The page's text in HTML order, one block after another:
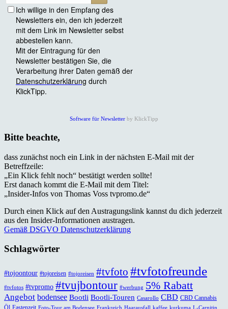
Software für Newsletter by KlickTipp
Bitte beachte,
dass zunächst noch ein Link in der nächsten E-Mail mit der
Betreffzeile:
„Ein Klick fehlt noch“ bestätigt werden sollte!
Erst danach kommt die E-Mail mit dem Titel:
„Insider-Infos von Thomas Voss tvpromo.de“
Durch einen Klick auf den Austragungslink kannst du dich jederzeit
aus den Insider-Informationen austragen.
Gemäß DSGVO Datenschutzerklärung
Schlagwörter
#tojoontour #tojoreisen #tojoreisen #tvfoto #tvfotofreunde
#tvfotos #tvpromo #tvujbontour #werbung 5% Rabatt
Angebot bodensee Bootli Bootli-Touren Casarollo CBD CBD Cannabis
Öl Fastenzeit Foto-Tour am Bodensee Frankreich Haarausfall kaffee kurkuma L-Carnitin